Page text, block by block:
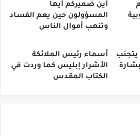
أين ضميركم أيها
المسؤولون حين يعم الفساد
وتنهب أموال الناس
يتجنب
أسماء رئيس الملائكة
الأشرار إبليس كما وردت في
الكتاب المقدس